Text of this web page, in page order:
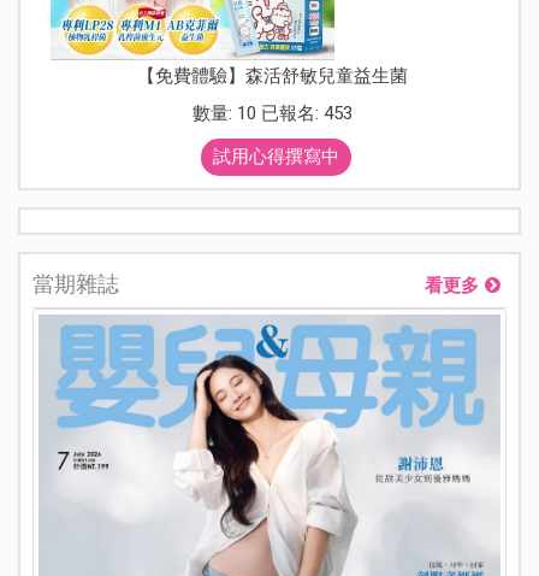
【免費體驗】森活舒敏兒童益生菌
數量: 10 已報名: 453
試用心得撰寫中
當期雜誌 看更多